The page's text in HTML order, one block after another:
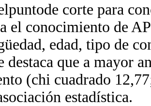
corte para
el conocimiento de
edad, tipo de
destaca que a mayor
(chi cuadrado
estadística.